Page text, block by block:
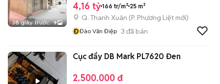
38 giây trước 9
4,16 tỷ 166 tr/m² 25 m²
Q. Thanh Xuân (P. Phương Liệt mới)
ĐĐào Văn Điệp 3 đã bán
Cục đẩy DB Mark PL7620 Đen
2.500.000 đ